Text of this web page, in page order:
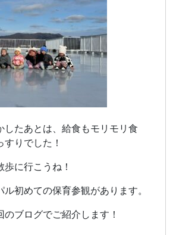
したあとは、給食もモリモリ食
りでした！
歩に行こうね！
初めての保育参観があります。
のブログでご紹介します！